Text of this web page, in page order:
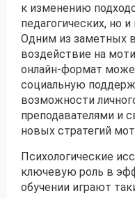
к изменению
педагогических, но
Одним из заметных
воздействие на
онлайн-формат
социальную
возможности
преподавателями и
новых стратегий
Психологические
ключевую роль в
обучении играют